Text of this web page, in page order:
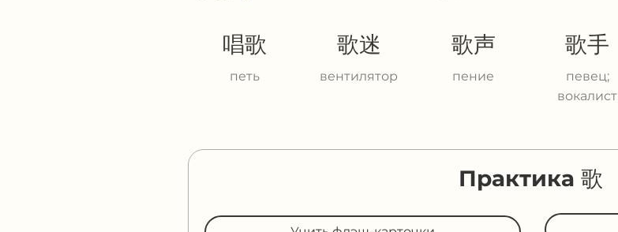
唱歌
петь
歌迷
вентилятор
歌声
пение
歌手
певец;
вокалист
Практика 歌